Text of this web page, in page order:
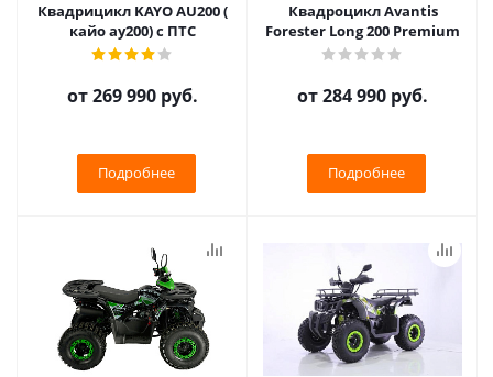
Квадрицикл KAYO AU200 (
кайо ау200) с ПТС
от269 990 руб.
Подробнее
Квадроцикл Avantis
Forester Long 200 Premium
от284 990 руб.
Подробнее